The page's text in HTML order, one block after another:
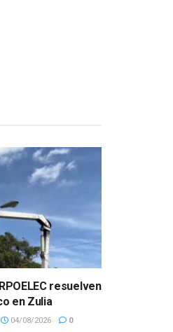
resuelven
en Zulia
04/08/2026 0